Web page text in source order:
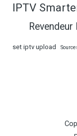
IPTV
Revendeur
set iptv upload